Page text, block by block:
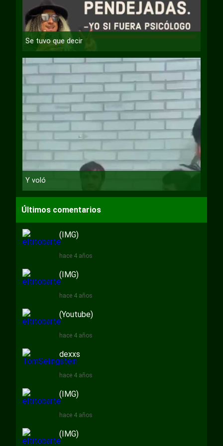
Se tuvo que decir
Y voló
Últimos comentarios
(IMG)
hace 4 años
(IMG)
hace 4 años
(Youtube)
hace 4 años
dexxs
hace 4 años
(IMG)
hace 4 años
(IMG)